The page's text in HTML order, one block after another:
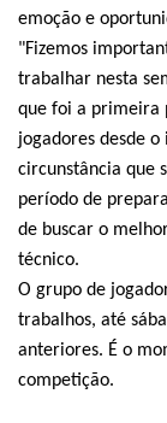
emoção e
"Fizemos
trabalhar nesta
que foi a primeira
jogadores desde
circunstância que
período de
de buscar o
técnico.
O grupo de
trabalhos, até
anteriores. É o
competição.